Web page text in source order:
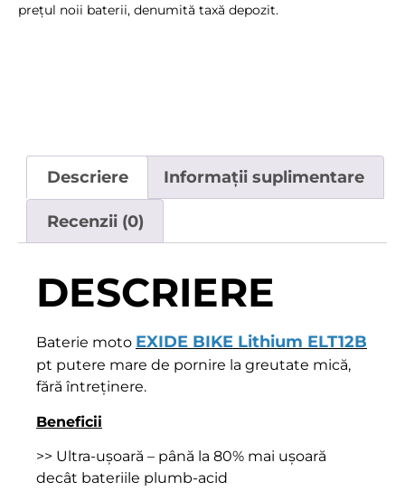
preţul noii baterii, denumită taxă depozit.
Descriere Informații suplimentare
Recenzii (0)
DESCRIERE
Baterie moto EXIDE BIKE Lithium ELT12B
pt putere mare de pornire la greutate mică,
fără întreținere.
Beneficii
>> Ultra-ușoară – până la 80% mai ușoară
decât bateriile plumb-acid